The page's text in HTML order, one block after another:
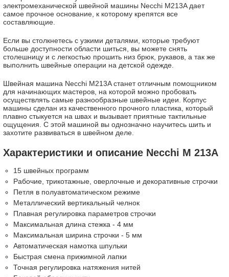
электромеханической швейной машины Necchi M213A дает
самое прочное основание, к которому крепятся все
составляющие.
Если вы столкнетесь с узкими деталями, которые требуют
больше доступности области шиться, вы можете снять
столешницу и с легкостью прошить низ брюк, рукавов, а так же
выполнить швейные операции на детской одежде.
Швейная машина Necchi M213A станет отличным помощником
для начинающих мастеров, на которой можно пробовать
осуществлять самые разнообразные швейные идеи. Корпус
машины сделан из качественного прочного пластика, который
плавно стыкуется на швах и вызывает приятные тактильные
ощущения. С этой машиной вы однозначно научитесь шить и
захотите развиваться в швейном деле.
Характеристики и описание Necchi M 213A
15 швейных программ
Рабочие, трикотажные, оверлочные и декоративные строчки
Петля в полуавтоматическом режиме
Металлический вертикальный челнок
Плавная регулировка параметров строчки
Максимальная длина стежка - 4 мм
Максимальная ширина строчки - 5 мм
Автоматическая намотка шпульки
Быстрая смена прижимной лапки
Точная регулировка натяжения нитей